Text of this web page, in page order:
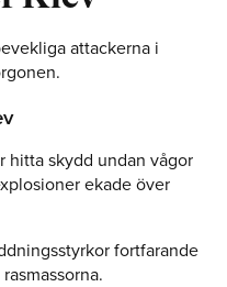
attackerna i
hitta skydd undan vågor
ekade över
fortfarande